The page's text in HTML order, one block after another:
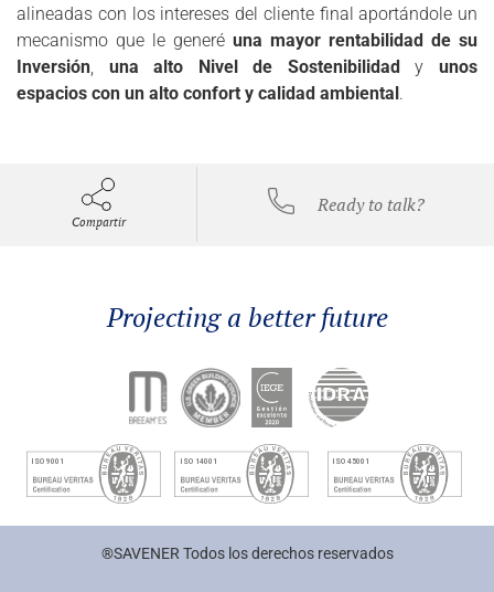
alineadas con los intereses del cliente final aportándole un
mecanismo que le generé una mayor rentabilidad de su
Inversión, una alto Nivel de Sostenibilidad yunos
espacios con un alto confort y calidad ambiental .
Compartir
Ready to talk?
Projecting a better future
®SAVENER Todos los derechos reservados